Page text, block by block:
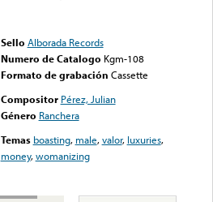
Sello Alborada Records
Numero de Catalogo Kgm-108
Formato de grabación Cassette
Compositor Pérez, Julian
Género Ranchera
Temas boasting, male,valor, luxuries,
money,womanizing